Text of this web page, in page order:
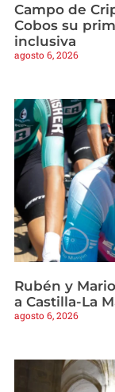
Campo de
Cobos su
inclusiva
agosto 6, 2026
Rubén y
a Castilla-La
agosto 6, 2026